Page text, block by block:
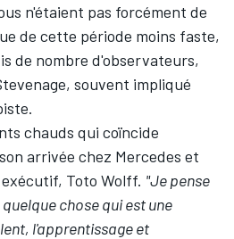
n'étaient pas forcément de
de cette période moins faste,
de nombre d'observateurs,
souvent impliqué
chauds qui coïncide
arrivée chez Mercedes et
Toto Wolff. "Je pense
chose qui est une
l'apprentissage et